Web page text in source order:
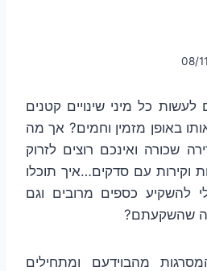
08/
כל מיני שינויים קטנים
באופן מזמין וחמים? אך מה
שכורה ואינכם רוצים לזרוק
וקירות עם סדקים…איך תוכלו
להשקיע כספים מרובים וגם
שהשקעתם?
מהבוידעם ומתחילים